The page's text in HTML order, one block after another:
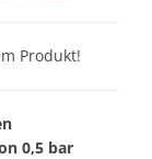
Produkt!
0,5 bar